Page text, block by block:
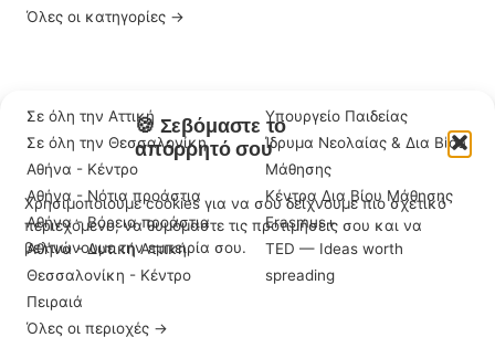
🍪 Σεβόμαστε το
απόρρητό σου
Χρησιμοποιούμε cookies για να σου δείχνουμε πιο σχετικό
περιεχόμενο, να θυμόμαστε τις προτιμήσεις σου και να
βελτιώνουμε την εμπειρία σου.
Όλες οι κατηγορίες →
Σε όλη την Αττική
Σε όλη την Θεσσαλονίκη
Αθήνα - Κέντρο
Αθήνα - Νότια προάστια
Αθήνα - Βόρεια προάστια
Αθήνα - Δυτική Αττική
Θεσσαλονίκη - Κέντρο
Πειραιά
Όλες οι περιοχές →
Υπουργείο Παιδείας
Ίδρυμα Νεολαίας & Δια Βίου
Μάθησης
Κέντρα Δια Βίου Μάθησης
Erasmus+
TED — Ideas worth
spreading